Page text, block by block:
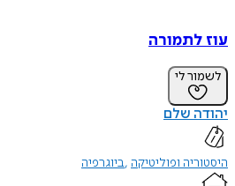
עוז לתמורה
לשמור לי
יהודה שלם
היסטוריה ופוליטיקה ביוגרפיה